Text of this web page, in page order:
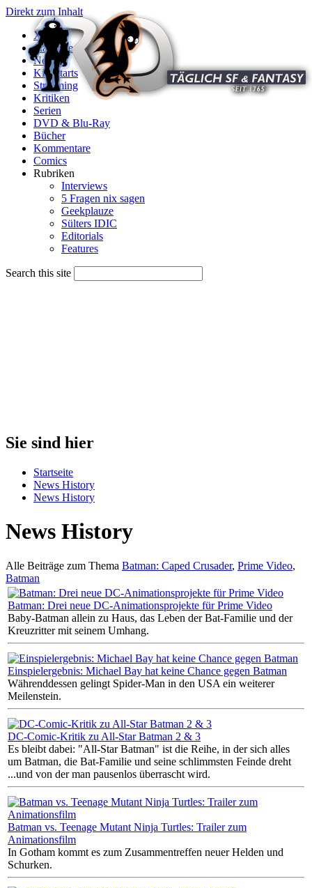
Direkt zum Inhalt
X
Startseite
News
Kinostarts
Streaming
Kritiken
Serien
DVD & Blu-Ray
Bücher
Kommentare
Comics
Rubriken
Interviews
5 Fragen nix sagen
Geekplauze
Sülters IDIC
Editorials
Features
Search this site
Sie sind hier
Startseite
News History
News History
News History
Alle Beiträge zum Thema Batman: Caped Crusader, Prime Video,
Batman
Batman: Drei neue DC-Animationsprojekte für Prime Video
Baby-Batman allein zu Haus, das Leben der Bat-Familie und der
Kreuzritter mit seinem Umhang.
Einspielergebnis: Michael Bay hat keine Chance gegen Batman
Währenddessen gelingt Spider-Man in den USA ein weiterer
Meilenstein.
DC-Comic-Kritik zu All-Star Batman 2 & 3
Es bleibt dabei: "All-Star Batman" ist die Reihe, in der sich alles
um Batman, die Bat-Familie und seine schlimmsten Feinde dreht
...und von der man pausenlos überrascht wird.
Batman vs. Teenage Mutant Ninja Turtles: Trailer zum
Animationsfilm
In Gotham kommt es zum Zusammentreffen neuer Helden und
Schurken.